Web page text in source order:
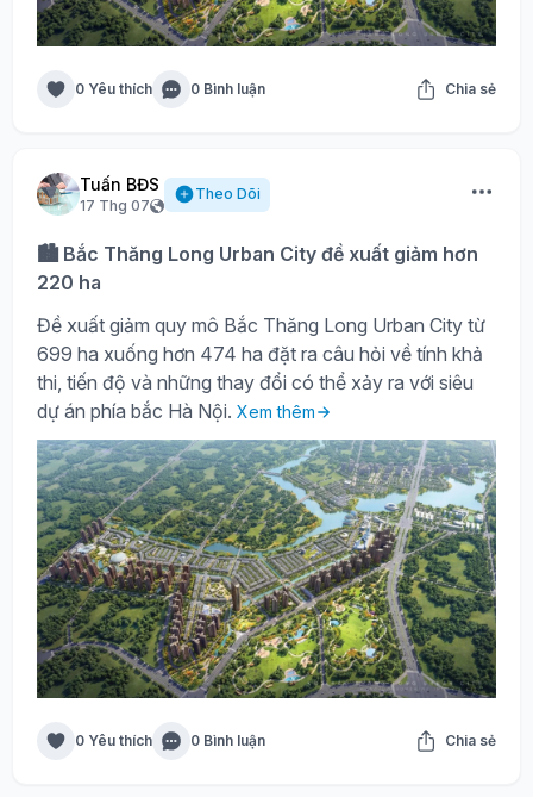
0 Yêu thích 0 Bình luận Chia sẻ
Tuấn BĐS
17 Thg 07
Theo Dõi
🏙️ Bắc Thăng Long Urban City đề xuất giảm hơn
220 ha
Đề xuất giảm quy mô Bắc Thăng Long Urban City từ
699 ha xuống hơn 474 ha đặt ra câu hỏi về tính khả
thi, tiến độ và những thay đổi có thể xảy ra với siêu
dự án phía bắc Hà Nội. Xem thêm
0 Yêu thích 0 Bình luận Chia sẻ